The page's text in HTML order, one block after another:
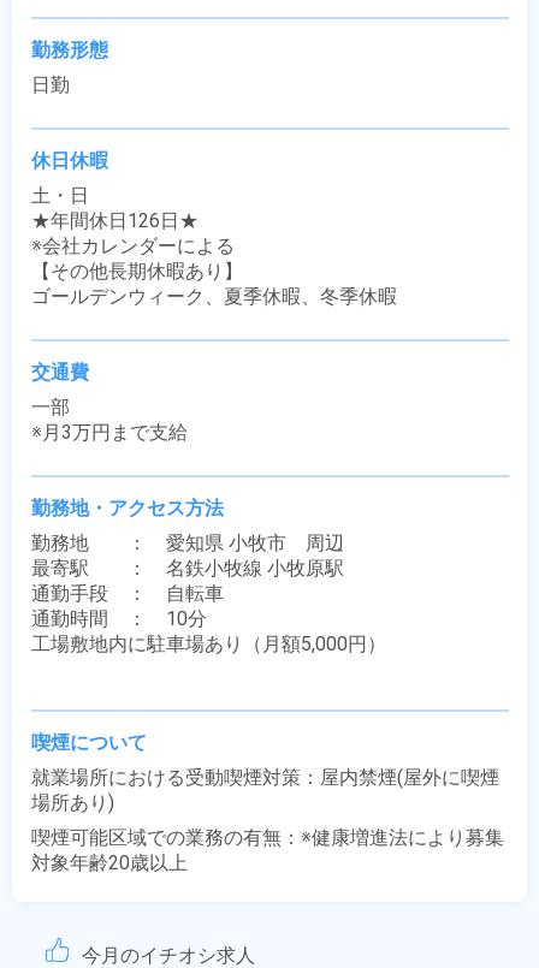
勤務形態
日勤
休日休暇
土・日
★年間休日126日★
※会社カレンダーによる
【その他長期休暇あり】
ゴールデンウィーク、夏季休暇、冬季休暇
交通費
一部
※月3万円まで支給
勤務地・アクセス方法
勤務地　　：　愛知県 小牧市　周辺
最寄駅　　：　名鉄小牧線 小牧原駅
通勤手段　：　自転車
通勤時間　：　10分
工場敷地内に駐車場あり（月額5,000円）
喫煙について
就業場所における受動喫煙対策：屋内禁煙(屋外に喫煙
場所あり)
喫煙可能区域での業務の有無：※健康増進法により募集
対象年齢20歳以上
今月のイチオシ求人